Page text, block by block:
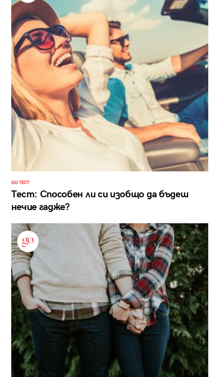
GO ТЕСТ
Тест: Способен ли си изобщо да бъдеш
нечие гадже?